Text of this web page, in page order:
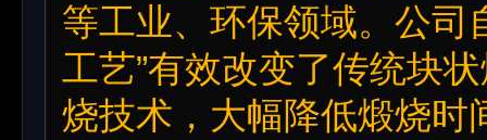
等工业、环保领域。公司
工艺”有效改变了传统块
烧技术，大幅降低煅烧时